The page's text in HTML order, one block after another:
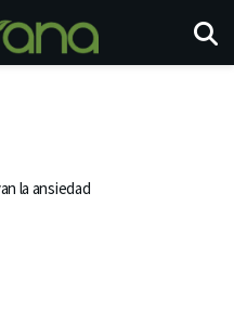
la ansiedad